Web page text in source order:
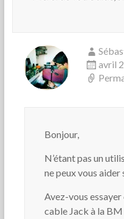
avril
Bonjour,
N’étant pas un
ne peux vous aider
Avez-vous
cable Jack à la BM